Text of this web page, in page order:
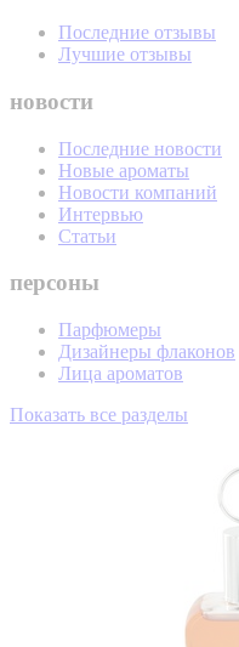
Последние отзывы
Лучшие отзывы
новости
Последние новости
Новые ароматы
Новости компаний
Интервью
Статьи
персоны
Парфюмеры
Дизайнеры флаконов
Лица ароматов
Показать все разделы